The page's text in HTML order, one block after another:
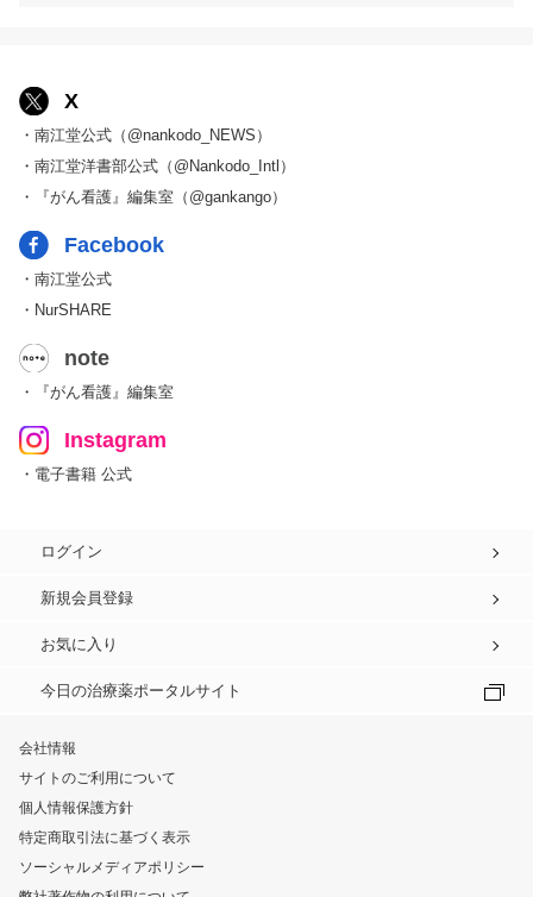
X
・南江堂公式（@nankodo_NEWS）
・南江堂洋書部公式（@Nankodo_Intl）
・『がん看護』編集室（@gankango）
Facebook
・南江堂公式
・NurSHARE
note
・『がん看護』編集室
Instagram
・電子書籍 公式
ログイン
新規会員登録
お気に入り
今日の治療薬ポータルサイト
会社情報
サイトのご利用について
個人情報保護方針
特定商取引法に基づく表示
ソーシャルメディアポリシー